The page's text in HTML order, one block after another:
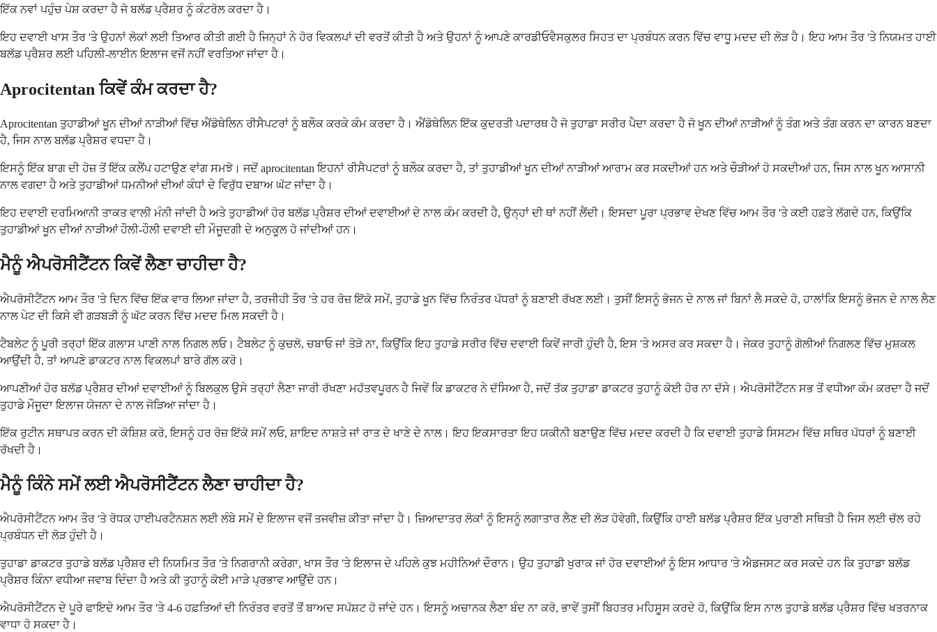
ਇੱਕ ਨਵਾਂ ਪਹੁੰਚ ਪੇਸ਼ ਕਰਦਾ ਹੈ ਜੋ ਬਲੱਡ ਪ੍ਰੈਸ਼ਰ ਨੂੰ ਕੰਟਰੋਲ ਕਰਦਾ ਹੈ।
ਇਹ ਦਵਾਈ ਖਾਸ ਤੌਰ 'ਤੇ ਉਹਨਾਂ ਲੋਕਾਂ ਲਈ ਤਿਆਰ ਕੀਤੀ ਗਈ ਹੈ ਜਿਨ੍ਹਾਂ ਨੇ ਹੋਰ ਵਿਕਲਪਾਂ ਦੀ ਵਰਤੋਂ ਕੀਤੀ ਹੈ ਅਤੇ ਉਹਨਾਂ ਨੂੰ ਆਪਣੇ ਕਾਰਡੀਓਵੈਸਕੁਲਰ ਸਿਹਤ ਦਾ ਪ੍ਰਬੰਧਨ ਕਰਨ ਵਿੱਚ ਵਾਧੂ ਮਦਦ ਦੀ ਲੋੜ ਹੈ। ਇਹ ਆਮ ਤੌਰ 'ਤੇ ਨਿਯਮਤ ਹਾਈ
ਬਲੱਡ ਪ੍ਰੈਸ਼ਰ ਲਈ ਪਹਿਲੀ-ਲਾਈਨ ਇਲਾਜ ਵਜੋਂ ਨਹੀਂ ਵਰਤਿਆ ਜਾਂਦਾ ਹੈ।
Aprocitentan ਕਿਵੇਂ ਕੰਮ ਕਰਦਾ ਹੈ?
Aprocitentan ਤੁਹਾਡੀਆਂ ਖੂਨ ਦੀਆਂ ਨਾੜੀਆਂ ਵਿੱਚ ਐਂਡੋਥੇਲਿਨ ਰੀਸੈਪਟਰਾਂ ਨੂੰ ਬਲੌਕ ਕਰਕੇ ਕੰਮ ਕਰਦਾ ਹੈ। ਐਂਡੋਥੇਲਿਨ ਇੱਕ ਕੁਦਰਤੀ ਪਦਾਰਥ ਹੈ ਜੋ ਤੁਹਾਡਾ ਸਰੀਰ ਪੈਦਾ ਕਰਦਾ ਹੈ ਜੋ ਖੂਨ ਦੀਆਂ ਨਾੜੀਆਂ ਨੂੰ ਤੰਗ ਅਤੇ ਤੰਗ ਕਰਨ ਦਾ ਕਾਰਨ ਬਣਦਾ
ਹੈ, ਜਿਸ ਨਾਲ ਬਲੱਡ ਪ੍ਰੈਸ਼ਰ ਵਧਦਾ ਹੈ।
ਇਸਨੂੰ ਇੱਕ ਬਾਗ ਦੀ ਹੋਜ਼ ਤੋਂ ਇੱਕ ਕਲੈਂਪ ਹਟਾਉਣ ਵਾਂਗ ਸਮਝੋ। ਜਦੋਂ aprocitentan ਇਹਨਾਂ ਰੀਸੈਪਟਰਾਂ ਨੂੰ ਬਲੌਕ ਕਰਦਾ ਹੈ, ਤਾਂ ਤੁਹਾਡੀਆਂ ਖੂਨ ਦੀਆਂ ਨਾੜੀਆਂ ਆਰਾਮ ਕਰ ਸਕਦੀਆਂ ਹਨ ਅਤੇ ਚੌੜੀਆਂ ਹੋ ਸਕਦੀਆਂ ਹਨ, ਜਿਸ ਨਾਲ ਖੂਨ ਆਸਾਨੀ
ਨਾਲ ਵਗਦਾ ਹੈ ਅਤੇ ਤੁਹਾਡੀਆਂ ਧਮਨੀਆਂ ਦੀਆਂ ਕੰਧਾਂ ਦੇ ਵਿਰੁੱਧ ਦਬਾਅ ਘੱਟ ਜਾਂਦਾ ਹੈ।
ਇਹ ਦਵਾਈ ਦਰਮਿਆਨੀ ਤਾਕਤ ਵਾਲੀ ਮੰਨੀ ਜਾਂਦੀ ਹੈ ਅਤੇ ਤੁਹਾਡੀਆਂ ਹੋਰ ਬਲੱਡ ਪ੍ਰੈਸ਼ਰ ਦੀਆਂ ਦਵਾਈਆਂ ਦੇ ਨਾਲ ਕੰਮ ਕਰਦੀ ਹੈ, ਉਨ੍ਹਾਂ ਦੀ ਥਾਂ ਨਹੀਂ ਲੈਂਦੀ। ਇਸਦਾ ਪੂਰਾ ਪ੍ਰਭਾਵ ਦੇਖਣ ਵਿੱਚ ਆਮ ਤੌਰ 'ਤੇ ਕਈ ਹਫ਼ਤੇ ਲੱਗਦੇ ਹਨ, ਕਿਉਂਕਿ
ਤੁਹਾਡੀਆਂ ਖੂਨ ਦੀਆਂ ਨਾੜੀਆਂ ਹੌਲੀ-ਹੌਲੀ ਦਵਾਈ ਦੀ ਮੌਜੂਦਗੀ ਦੇ ਅਨੁਕੂਲ ਹੋ ਜਾਂਦੀਆਂ ਹਨ।
ਮੈਨੂੰ ਐਪਰੋਸੀਟੈਂਟਨ ਕਿਵੇਂ ਲੈਣਾ ਚਾਹੀਦਾ ਹੈ?
ਐਪਰੋਸੀਟੈਂਟਨ ਆਮ ਤੌਰ 'ਤੇ ਦਿਨ ਵਿੱਚ ਇੱਕ ਵਾਰ ਲਿਆ ਜਾਂਦਾ ਹੈ, ਤਰਜੀਹੀ ਤੌਰ 'ਤੇ ਹਰ ਰੋਜ਼ ਇੱਕੋ ਸਮੇਂ, ਤੁਹਾਡੇ ਖੂਨ ਵਿੱਚ ਨਿਰੰਤਰ ਪੱਧਰਾਂ ਨੂੰ ਬਣਾਈ ਰੱਖਣ ਲਈ। ਤੁਸੀਂ ਇਸਨੂੰ ਭੋਜਨ ਦੇ ਨਾਲ ਜਾਂ ਬਿਨਾਂ ਲੈ ਸਕਦੇ ਹੋ, ਹਾਲਾਂਕਿ ਇਸਨੂੰ ਭੋਜਨ ਦੇ ਨਾਲ ਲੈਣ
ਨਾਲ ਪੇਟ ਦੀ ਕਿਸੇ ਵੀ ਗੜਬੜੀ ਨੂੰ ਘੱਟ ਕਰਨ ਵਿੱਚ ਮਦਦ ਮਿਲ ਸਕਦੀ ਹੈ।
ਟੈਬਲੇਟ ਨੂੰ ਪੂਰੀ ਤਰ੍ਹਾਂ ਇੱਕ ਗਲਾਸ ਪਾਣੀ ਨਾਲ ਨਿਗਲ ਲਓ। ਟੈਬਲੇਟ ਨੂੰ ਕੁਚਲੋ, ਚਬਾਓ ਜਾਂ ਤੋੜੋ ਨਾ, ਕਿਉਂਕਿ ਇਹ ਤੁਹਾਡੇ ਸਰੀਰ ਵਿੱਚ ਦਵਾਈ ਕਿਵੇਂ ਜਾਰੀ ਹੁੰਦੀ ਹੈ, ਇਸ 'ਤੇ ਅਸਰ ਕਰ ਸਕਦਾ ਹੈ। ਜੇਕਰ ਤੁਹਾਨੂੰ ਗੋਲੀਆਂ ਨਿਗਲਣ ਵਿੱਚ ਮੁਸ਼ਕਲ
ਆਉਂਦੀ ਹੈ, ਤਾਂ ਆਪਣੇ ਡਾਕਟਰ ਨਾਲ ਵਿਕਲਪਾਂ ਬਾਰੇ ਗੱਲ ਕਰੋ।
ਆਪਣੀਆਂ ਹੋਰ ਬਲੱਡ ਪ੍ਰੈਸ਼ਰ ਦੀਆਂ ਦਵਾਈਆਂ ਨੂੰ ਬਿਲਕੁਲ ਉਸੇ ਤਰ੍ਹਾਂ ਲੈਣਾ ਜਾਰੀ ਰੱਖਣਾ ਮਹੱਤਵਪੂਰਨ ਹੈ ਜਿਵੇਂ ਕਿ ਡਾਕਟਰ ਨੇ ਦੱਸਿਆ ਹੈ, ਜਦੋਂ ਤੱਕ ਤੁਹਾਡਾ ਡਾਕਟਰ ਤੁਹਾਨੂੰ ਕੋਈ ਹੋਰ ਨਾ ਦੱਸੇ। ਐਪਰੋਸੀਟੈਂਟਨ ਸਭ ਤੋਂ ਵਧੀਆ ਕੰਮ ਕਰਦਾ ਹੈ ਜਦੋਂ
ਤੁਹਾਡੇ ਮੌਜੂਦਾ ਇਲਾਜ ਯੋਜਨਾ ਦੇ ਨਾਲ ਜੋੜਿਆ ਜਾਂਦਾ ਹੈ।
ਇੱਕ ਰੁਟੀਨ ਸਥਾਪਤ ਕਰਨ ਦੀ ਕੋਸ਼ਿਸ਼ ਕਰੋ, ਇਸਨੂੰ ਹਰ ਰੋਜ਼ ਇੱਕੋ ਸਮੇਂ ਲਓ, ਸ਼ਾਇਦ ਨਾਸ਼ਤੇ ਜਾਂ ਰਾਤ ਦੇ ਖਾਣੇ ਦੇ ਨਾਲ। ਇਹ ਇਕਸਾਰਤਾ ਇਹ ਯਕੀਨੀ ਬਣਾਉਣ ਵਿੱਚ ਮਦਦ ਕਰਦੀ ਹੈ ਕਿ ਦਵਾਈ ਤੁਹਾਡੇ ਸਿਸਟਮ ਵਿੱਚ ਸਥਿਰ ਪੱਧਰਾਂ ਨੂੰ ਬਣਾਈ
ਰੱਖਦੀ ਹੈ।
ਮੈਨੂੰ ਕਿੰਨੇ ਸਮੇਂ ਲਈ ਐਪਰੋਸੀਟੈਂਟਨ ਲੈਣਾ ਚਾਹੀਦਾ ਹੈ?
ਐਪਰੋਸੀਟੈਂਟਨ ਆਮ ਤੌਰ 'ਤੇ ਰੋਧਕ ਹਾਈਪਰਟੈਨਸ਼ਨ ਲਈ ਲੰਬੇ ਸਮੇਂ ਦੇ ਇਲਾਜ ਵਜੋਂ ਤਜਵੀਜ਼ ਕੀਤਾ ਜਾਂਦਾ ਹੈ। ਜ਼ਿਆਦਾਤਰ ਲੋਕਾਂ ਨੂੰ ਇਸਨੂੰ ਲਗਾਤਾਰ ਲੈਣ ਦੀ ਲੋੜ ਹੋਵੇਗੀ, ਕਿਉਂਕਿ ਹਾਈ ਬਲੱਡ ਪ੍ਰੈਸ਼ਰ ਇੱਕ ਪੁਰਾਣੀ ਸਥਿਤੀ ਹੈ ਜਿਸ ਲਈ ਚੱਲ ਰਹੇ
ਪ੍ਰਬੰਧਨ ਦੀ ਲੋੜ ਹੁੰਦੀ ਹੈ।
ਤੁਹਾਡਾ ਡਾਕਟਰ ਤੁਹਾਡੇ ਬਲੱਡ ਪ੍ਰੈਸ਼ਰ ਦੀ ਨਿਯਮਿਤ ਤੌਰ 'ਤੇ ਨਿਗਰਾਨੀ ਕਰੇਗਾ, ਖਾਸ ਤੌਰ 'ਤੇ ਇਲਾਜ ਦੇ ਪਹਿਲੇ ਕੁਝ ਮਹੀਨਿਆਂ ਦੌਰਾਨ। ਉਹ ਤੁਹਾਡੀ ਖੁਰਾਕ ਜਾਂ ਹੋਰ ਦਵਾਈਆਂ ਨੂੰ ਇਸ ਆਧਾਰ 'ਤੇ ਐਡਜਸਟ ਕਰ ਸਕਦੇ ਹਨ ਕਿ ਤੁਹਾਡਾ ਬਲੱਡ
ਪ੍ਰੈਸ਼ਰ ਕਿੰਨਾ ਵਧੀਆ ਜਵਾਬ ਦਿੰਦਾ ਹੈ ਅਤੇ ਕੀ ਤੁਹਾਨੂੰ ਕੋਈ ਮਾੜੇ ਪ੍ਰਭਾਵ ਆਉਂਦੇ ਹਨ।
ਐਪਰੋਸੀਟੈਂਟਨ ਦੇ ਪੂਰੇ ਫਾਇਦੇ ਆਮ ਤੌਰ 'ਤੇ 4-6 ਹਫ਼ਤਿਆਂ ਦੀ ਨਿਰੰਤਰ ਵਰਤੋਂ ਤੋਂ ਬਾਅਦ ਸਪੱਸ਼ਟ ਹੋ ਜਾਂਦੇ ਹਨ। ਇਸਨੂੰ ਅਚਾਨਕ ਲੈਣਾ ਬੰਦ ਨਾ ਕਰੋ, ਭਾਵੇਂ ਤੁਸੀਂ ਬਿਹਤਰ ਮਹਿਸੂਸ ਕਰਦੇ ਹੋ, ਕਿਉਂਕਿ ਇਸ ਨਾਲ ਤੁਹਾਡੇ ਬਲੱਡ ਪ੍ਰੈਸ਼ਰ ਵਿੱਚ ਖਤਰਨਾਕ
ਵਾਧਾ ਹੋ ਸਕਦਾ ਹੈ।